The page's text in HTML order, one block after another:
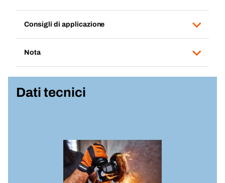
Consigli di applicazione
Nota
Dati tecnici